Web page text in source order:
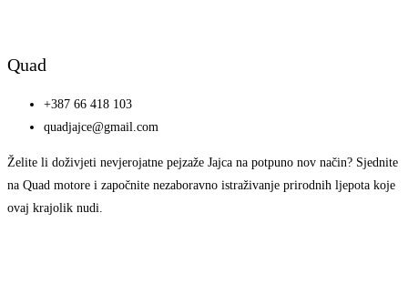
Quad
+387 66 418 103
quadjajce@gmail.com
Želite li doživjeti nevjerojatne pejzaže Jajca na potpuno nov način? Sjednite
na Quad motore i započnite nezaboravno istraživanje prirodnih ljepota koje
ovaj krajolik nudi.